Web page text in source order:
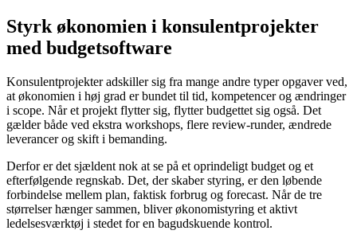
Styrk økonomien i konsulentprojekter
med budgetsoftware
Konsulentprojekter adskiller sig fra mange andre typer opgaver ved,
at økonomien i høj grad er bundet til tid, kompetencer og ændringer
i scope. Når et projekt flytter sig, flytter budgettet sig også. Det
gælder både ved ekstra workshops, flere review-runder, ændrede
leverancer og skift i bemanding.
Derfor er det sjældent nok at se på et oprindeligt budget og et
efterfølgende regnskab. Det, der skaber styring, er den løbende
forbindelse mellem plan, faktisk forbrug og forecast. Når de tre
størrelser hænger sammen, bliver økonomistyring et aktivt
ledelsesværktøj i stedet for en bagudskuende kontrol.